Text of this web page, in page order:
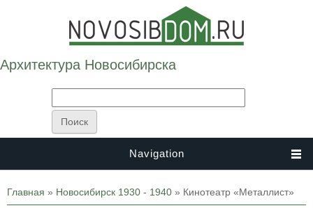
Архитектура Новосибирска
Navigation
Вы здесь
Главная » Новосибирск 1930 - 1940 » Кинотеатр «Металлист»